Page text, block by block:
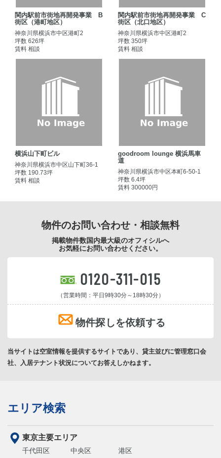
関内駅前市街地再開発事業 B
街区（港町地区）
神奈川県横浜市中区港町2
坪数 626坪
賃料 相談
関内駅前市街地再開発事業 C
街区（北口地区）
神奈川県横浜市中区港町2
坪数 350坪
賃料 相談
横浜山下町ビル
神奈川県横浜市中区山下町36-1
坪数 190.73坪
賃料 相談
goodroom lounge 横浜馬車
道
神奈川県横浜市中区本町6-50-1
坪数 6.4坪
賃料 300000円
物件のお問い合わせ・相談無料
掲載物件数国内最大級のオフィシルへ
お気軽にお問い合わせください。
0120-311-015
（営業時間：平日9時30分～18時30分）
物件探しを依頼する
当サイトは空室情報を提供するサイトであり、貸主並びに管理窓口会
社、入居テナント状況についてお答えしかねます。
エリア検索
東京主要エリア
千代田区 中央区 港区